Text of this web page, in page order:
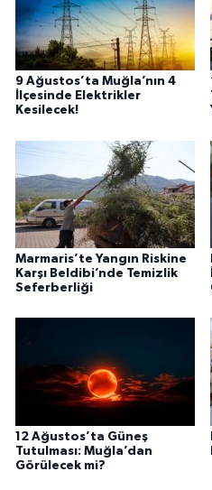
9 Ağustos’ta Muğla’nın 4
İlçesinde Elektrikler
Kesilecek!
Marmaris’te Yangın Riskine
Karşı Beldibi’nde Temizlik
Seferberliği
12 Ağustos’ta Güneş
Tutulması: Muğla’dan
Görülecek mi?